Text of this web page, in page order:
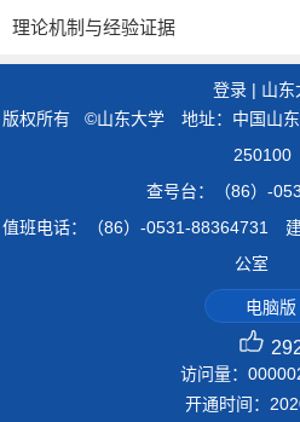
理论机制与经验证据
登录 | 山东
版权所有 ©山东大学 地址：中国山东
250100
查号台：（86）-
值班电话：（86）-0531-88364731
公室
电脑版
访问量：
开通时间：